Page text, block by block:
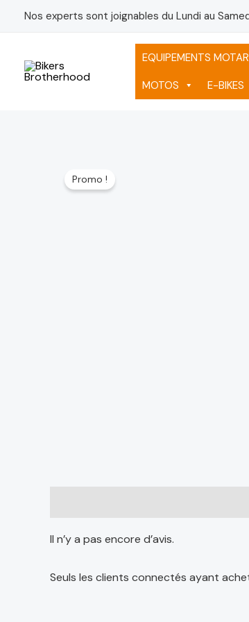
Nos experts sont joignables du Lundi au
EQUIPEMENTS
MOTOS
E-BIKES
Promo !
Il n’y a pas encore d’avis.
Seuls les clients connectés ayant